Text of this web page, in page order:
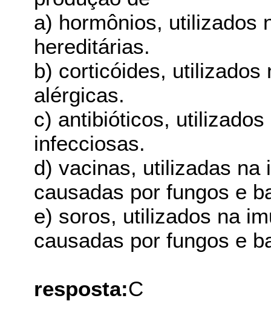
a) hormônios, utilizados
hereditárias.
b) corticóides, utilizados
alérgicas.
c) antibióticos,
infecciosas.
d) vacinas, utilizadas na
causadas por fungos e
e) soros, utilizados na
causadas por fungos e
resposta:C